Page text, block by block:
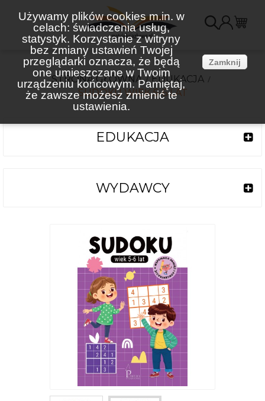
Używamy plików cookies m.in. w
celach: świadczenia usług,
statystyk. Korzystanie z witryny
bez zmiany ustawień Twojej
przeglądarki oznacza, że będą
one umieszczane w Twoim
urządzeniu końcowym. Pamiętaj,
że zawsze możesz zmienić te
ustawienia.
Zamknij
STRONA GŁÓWNA
EDUKACJA
SUDOKU WIEK 5-6 LAT
EDUKACJA
WYDAWCY